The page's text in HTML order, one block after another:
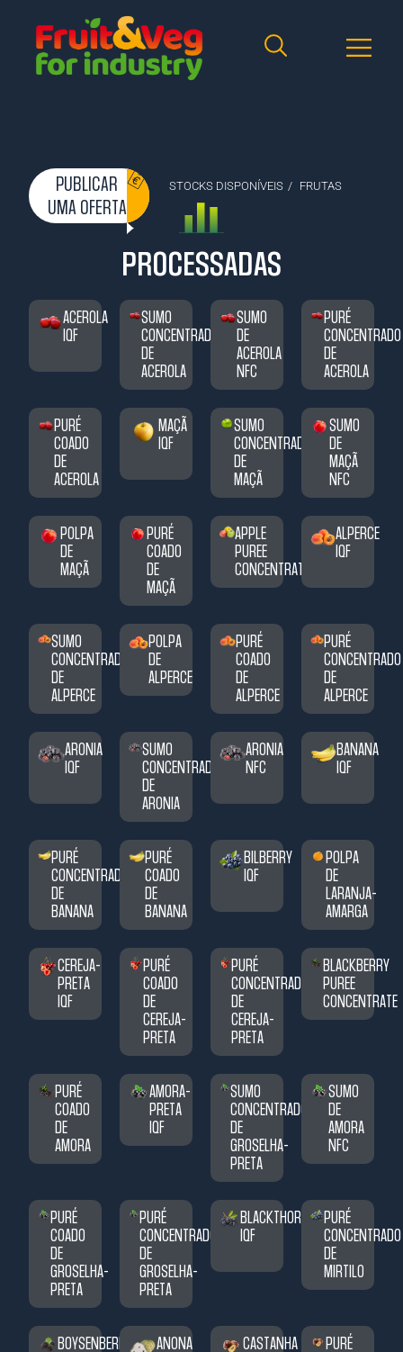
STOCKS DISPONÍVEIS / FRUTAS
PROCESSADAS
PUBLICAR
UMA OFERTA
ACEROLA
IQF
SUMO
CONCENTRADO
DE
ACEROLA
SUMO
DE
ACEROLA
NFC
PURÉ
CONCENTRADO
DE
ACEROLA
PURÉ
COADO
DE
ACEROLA
MAÇÃ
IQF
SUMO
CONCENTRADO
DE
MAÇÃ
SUMO
DE
MAÇÃ
NFC
POLPA
DE
MAÇÃ
PURÉ
COADO
DE
MAÇÃ
APPLE
PUREE
CONCENTRATE
ALPERCE
IQF
SUMO
CONCENTRADO
DE
ALPERCE
POLPA
DE
ALPERCE
PURÉ
COADO
DE
ALPERCE
PURÉ
CONCENTRADO
DE
ALPERCE
ARONIA
IQF
SUMO
CONCENTRADO
DE
ARONIA
ARONIA
NFC
BANANA
IQF
PURÉ
CONCENTRADO
DE
BANANA
PURÉ
COADO
DE
BANANA
BILBERRY
IQF
POLPA
DE
LARANJA-
AMARGA
CEREJA-
PRETA
IQF
PURÉ
COADO
DE
CEREJA-
PRETA
PURÉ
CONCENTRADO
DE
CEREJA-
PRETA
BLACKBERRY
PUREE
CONCENTRATE
PURÉ
COADO
DE
AMORA
AMORA-
PRETA
IQF
SUMO
CONCENTRADO
DE
GROSELHA-
PRETA
SUMO
DE
AMORA
NFC
PURÉ
COADO
DE
GROSELHA-
PRETA
PURÉ
CONCENTRADO
DE
GROSELHA-
PRETA
BLACKTHORN
IQF
PURÉ
CONCENTRADO
DE
MIRTILO
BOYSENBERRY
ANONA
CASTANHA
PURÉ